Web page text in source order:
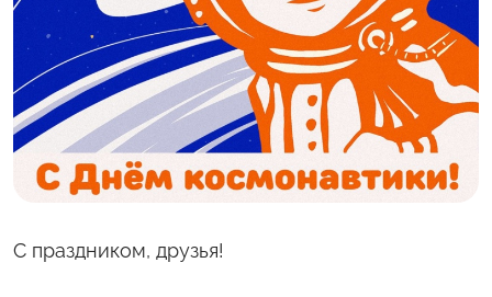
С праздником, друзья!
С полей Алтая
Твоя Пятница